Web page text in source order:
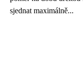
sjednat maximálně...